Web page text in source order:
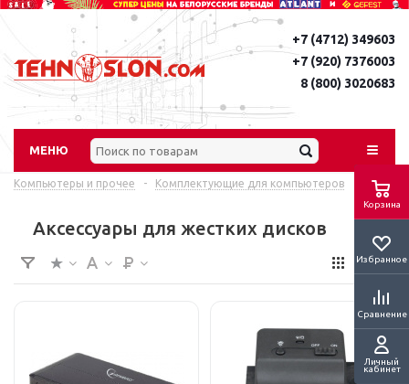
Корзина
Избранное
Сравнение
Личный
кабинет
+7 (4712) 349603
+7 (920) 7376003
8 (800) 3020683
МЕНЮ
Компьютеры и прочее - Комплектующие для компьютеров
Аксессуары для жестких дисков